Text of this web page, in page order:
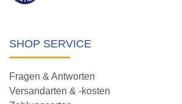
SHOP SERVICE
Fragen & Antworten
Versandarten & -kosten